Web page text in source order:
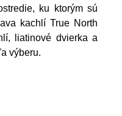
ku ktorým sú
kachlí True North
liatinové dvierka a
výberu.